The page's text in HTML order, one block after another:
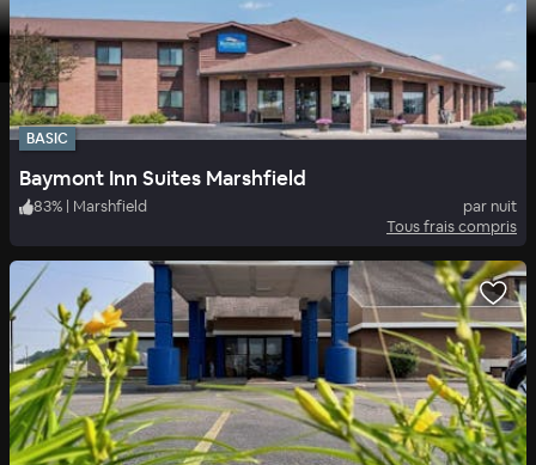
BASIC
Baymont Inn Suites Marshfield
83% | Marshfield
par nuit
Tous frais compris